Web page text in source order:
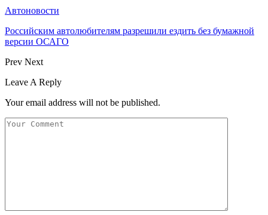
Автоновости
Российским автолюбителям разрешили ездить без бумажной
версии ОСАГО
Prev Next
Leave A Reply
Your email address will not be published.